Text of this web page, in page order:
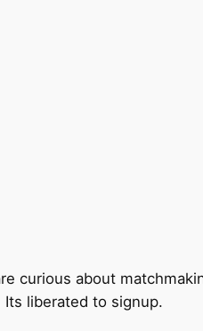
curious about
liberated to signup.